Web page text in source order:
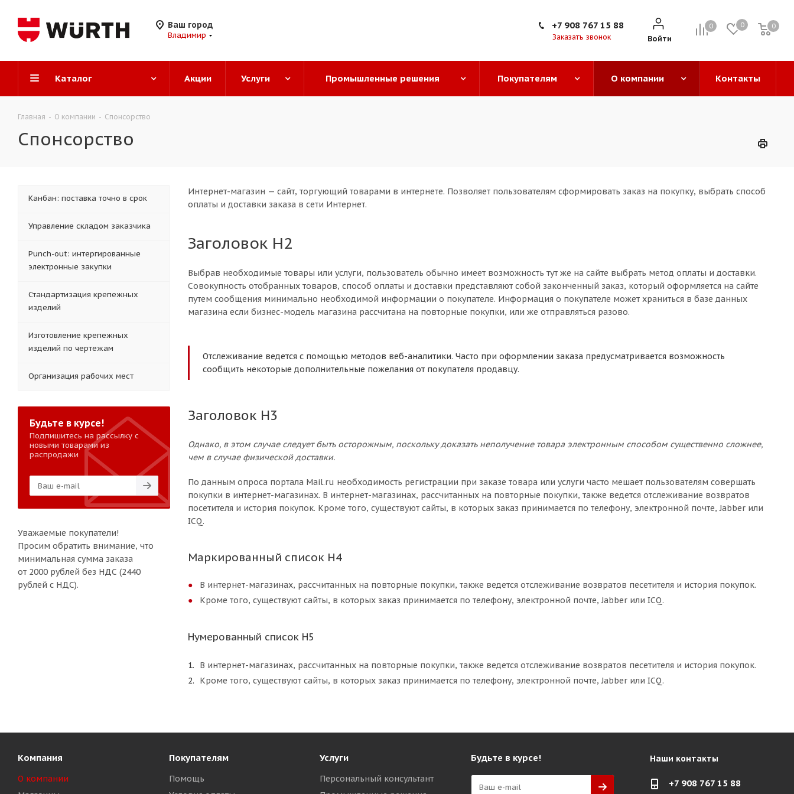
Ваш город
Владимир
0 0 0
0
Войти
+7 908 767 15 88
Заказать звонок
Каталог Акции Услуги Промышленные решения Покупателям О компании Контакты
Главная - О компании - Спонсорство
Спонсорство
Интернет-магазин — сайт, торгующий товарами в интернете. Позволяет пользователям сформировать заказ на покупку, выбрать способ
оплаты и доставки заказа в сети Интернет.
Заголовок H2
Выбрав необходимые товары или услуги, пользователь обычно имеет возможность тут же на сайте выбрать метод оплаты и доставки.
Совокупность отобранных товаров, способ оплаты и доставки представляют собой законченный заказ, который оформляется на сайте
путем сообщения минимально необходимой информации о покупателе. Информация о покупателе может храниться в базе данных
магазина если бизнес-модель магазина рассчитана на повторные покупки, или же отправляться разово.
Отслеживание ведется с помощью методов веб-аналитики. Часто при оформлении заказа предусматривается возможность
сообщить некоторые дополнительные пожелания от покупателя продавцу.
Заголовок H3
Однако, в этом случае следует быть осторожным, поскольку доказать неполучение товара электронным способом существенно сложнее,
чем в случае физической доставки.
По данным опроса портала Mail.ru необходимость регистрации при заказе товара или услуги часто мешает пользователям совершать
покупки в интернет-магазинах. В интернет-магазинах, рассчитанных на повторные покупки, также ведется отслеживание возвратов
посетителя и история покупок. Кроме того, существуют сайты, в которых заказ принимается по телефону, электронной почте, Jabber или
ICQ.
Маркированный список H4
В интернет-магазинах, рассчитанных на повторные покупки, также ведется отслеживание возвратов песетителя и история покупок.
Кроме того, существуют сайты, в которых заказ принимается по телефону, электронной почте, Jabber или ICQ.
Нумерованный список H5
В интернет-магазинах, рассчитанных на повторные покупки, также ведется отслеживание возвратов песетителя и история покупок.
Кроме того, существуют сайты, в которых заказ принимается по телефону, электронной почте, Jabber или ICQ.
Канбан: поставка точно в срок
Управление складом заказчика
Punch-out: интергированные
электронные закупки
Стандартизация крепежных
изделий
Изготовление крепежных
изделий по чертежам
Организация рабочих мест
Будьте в курсе!
Подпишитесь на рассылку с
новыми товарами из
распродажи
Уважаемые покупатели!
Просим обратить внимание, что
минимальная сумма заказа
от 2000 рублей без НДС (2440
рублей с НДС).
Компания
О компании
Покупателям
Помощь
Услуги
Персональный консультант
Будьте в курсе! Наши контакты
+7 908 767 15 88